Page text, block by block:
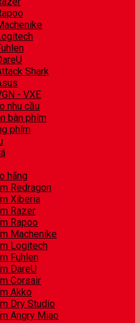
Shark
- VXE
nhu cầu
bàn phím
phím
hãng
Redragon
Xiberia
Razer
Rapoo
Machenike
Logitech
Fuhlen
DareU
Corsair
Akko
Dry Studio
Angry Miao